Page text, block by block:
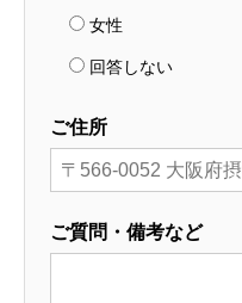
女性
回答しない
ご住所
ご質問・備考など